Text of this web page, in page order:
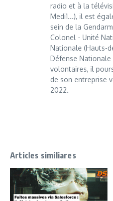
radio et à la
Medi1...), il est
sein de la
Colonel - Unité
Nationale (Hauts-
Défense Nationale
volontaires, il
de son entreprise
2022.
Articles similiares